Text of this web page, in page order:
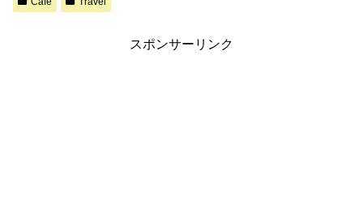
スポンサーリンク